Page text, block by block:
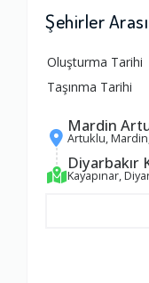
Şehirler
Oluşturma Tarihi
Taşınma Tarihi
Mardin
Artuklu,
Diyarbakır
Kayapınar,